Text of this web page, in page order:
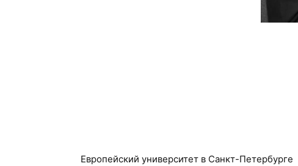
Европейский университет в Санкт-Петербурге